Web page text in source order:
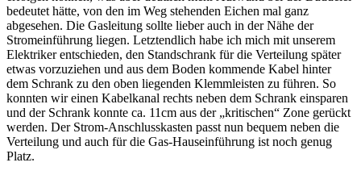
bedeutet hätte, von den im Weg stehenden Eichen mal ganz
abgesehen. Die Gasleitung sollte lieber auch in der Nähe der
Stromeinführung liegen. Letztendlich habe ich mich mit unserem
Elektriker entschieden, den Standschrank für die Verteilung später
etwas vorzuziehen und aus dem Boden kommende Kabel hinter
dem Schrank zu den oben liegenden Klemmleisten zu führen. So
konnten wir einen Kabelkanal rechts neben dem Schrank einsparen
und der Schrank konnte ca. 11cm aus der „kritischen“ Zone gerückt
werden. Der Strom-Anschlusskasten passt nun bequem neben die
Verteilung und auch für die Gas-Hauseinführung ist noch genug
Platz.